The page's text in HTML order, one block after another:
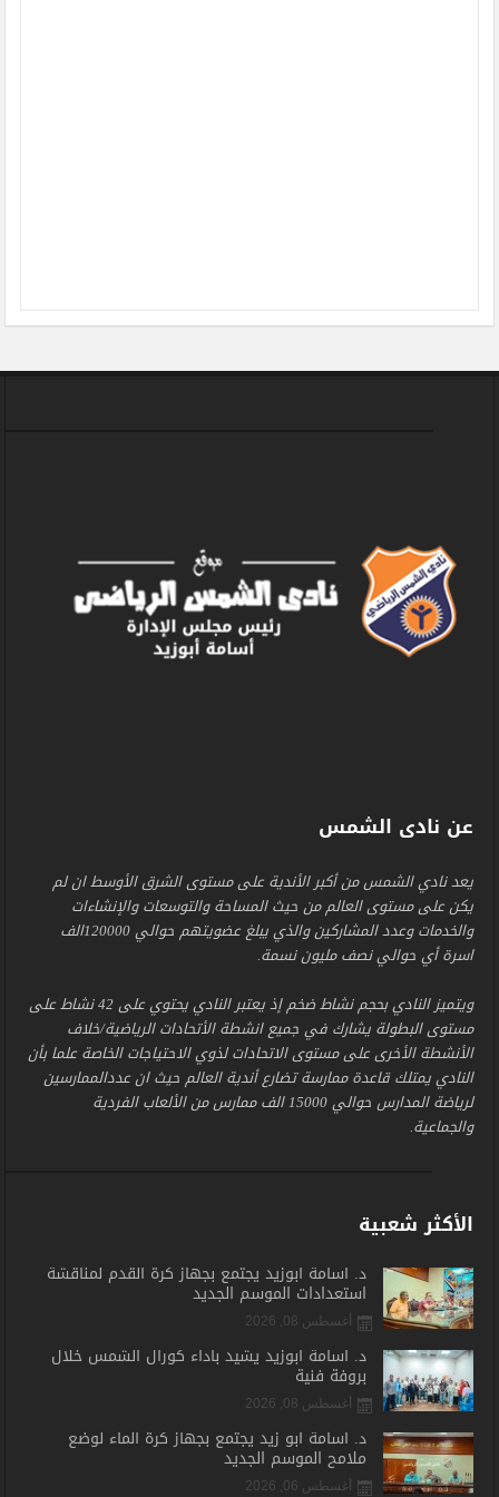
عن نادى الشمس
يعد نادي الشمس من أكبر الأندية على مستوى الشرق الأوسط ان لم
يكن على مستوى العالم من حيث المساحة والتوسعات والإنشاءات
والخدمات وعدد المشاركين والذي يبلغ عضويتهم حوالي 120000الف
اسرة أي حوالي نصف مليون نسمة.
ويتميز النادي بحجم نشاط ضخم إذ يعتبر النادي يحتوي على 42 نشاط على
مستوى البطولة يشارك في جميع انشطة الأتحادات الرياضية/خلاف
الأنشطة الأخرى على مستوى الاتحادات لذوي الاحتياجات الخاصة علما بأن
النادي يمتلك قاعدة ممارسة تضارع أندية العالم حيث ان عددالممارسين
لرياضة المدارس حوالي 15000 الف ممارس من الألعاب الفردية
والجماعية.
الأكثر شعبية
د. أسامة أبوزيد يجتمع بجهاز كرة القدم لمناقشة
استعدادات الموسم الجديد
أغسطس 08, 2026
د. أسامة أبوزيد يشيد بأداء كورال الشمس خلال
بروفة فنية
أغسطس 08, 2026
د. أسامة أبو زيد يجتمع بجهاز كرة الماء لوضع
ملامح الموسم الجديد
أغسطس 06, 2026